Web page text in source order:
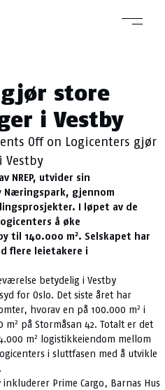
store
i Vestby
Offon Logicenters gjør
Vestby
NREP, utvider sin
gjennom
I løpet av de
å øke
til 140.000 m2. Selskapet har
flere leietakere i
betydelig i Vestby
for Oslo. Det siste året har
hvorav en på 100.000 m2 i
m2 på Stormåsan 42. Totalt er det
m2 logistikkeiendom mellom
i sluttfasen med å utvikle
Prime Cargo, Barnas Hus